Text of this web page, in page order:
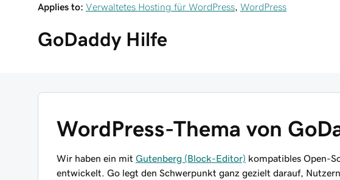
Applies to: Verwaltetes Hosting für WordPress WordPress
GoDaddy Hilfe
WordPress-Thema von
Wir haben ein mit Gutenberg (Block-Editor) kompatibles Open-
entwickelt. Go legt den Schwerpunkt ganz gezielt darauf,